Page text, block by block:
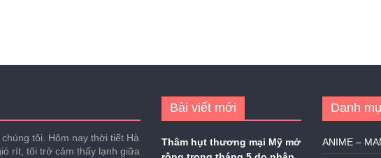
tôi. Hôm nay thời tiết Hà
rít, tôi trở cảm thấy lạnh giữa
Bài viết mới
Thâm hụt thương mại Mỹ mở
Danh
ANIME –